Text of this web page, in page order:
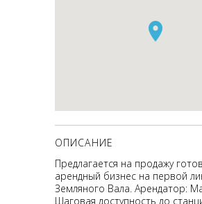
ОПИСАНИЕ
Предлагается на продажу
арендный бизнес на первой
Земляного Вала. Арендатор:
Шаговая доступность до